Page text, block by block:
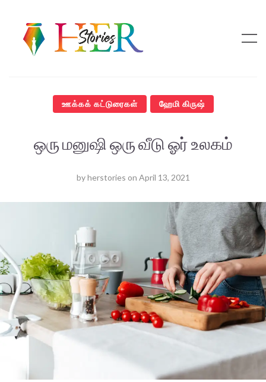
ஊக்கக் கட்டுரைகள் ஹேமி கிருஷ்
ஒரு மனுஷி ஒரு வீடு ஓர் உலகம்
byherstories on April 13, 2021